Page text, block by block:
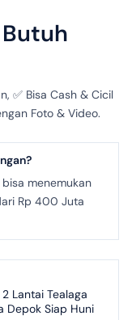
✅ Bisa Cash & Cicil
Foto & Video.
menemukan
Rp 400 Juta
Lantai Tealaga
Depok Siap Huni